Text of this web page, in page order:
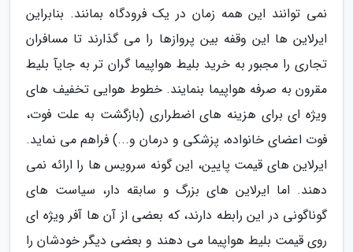
نمی توانند این همه زمان در یک فرودگاه بمانند. بنابراین
ایرلاین ها این وقفه بین پروازها را می گذارند تا مسافران
تجاری را مجبور به خرید بلیط هواپیما گران تر به جایآ بلیط
مقرون به صرفه هواپیما بنمایند. خطوط هوایی تخفیف های
ویژه ای برای هزینه های اضطراری (بازگشت به علت فوت،
فوت اعضای خانواده، پزشکی و درمان و...) فراهم می نماید.
ایرلاین های قیمت پایین، این گونه سرویس ها را ارائه نمی
دهند. اما ایرلاین های بزرگ و سابقه دار، سیاست های
گوناگونی در این رابطه دارند، که بعضی از آن ها آفر ویژه ای
روی قیمت بلیط هواپیما می دهند و بعضی دیگر خودشان را